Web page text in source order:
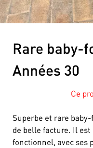
Rare baby-
Années 30
Ce
Superbe et rare
de belle facture. Il
fonctionnel, avec ses